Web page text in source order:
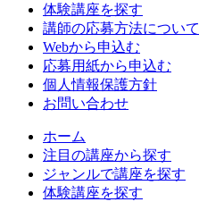
体験講座を探す
講師の応募方法について
Webから申込む
応募用紙から申込む
個人情報保護方針
お問い合わせ
ホーム
注目の講座から探す
ジャンルで講座を探す
体験講座を探す